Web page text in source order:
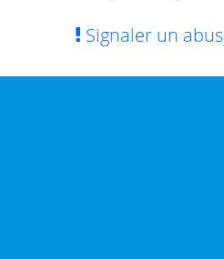
Signaler un abus